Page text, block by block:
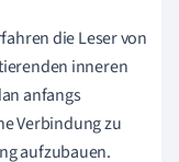
die Leser von
inneren
anfangs
Verbindung zu
aufzubauen.